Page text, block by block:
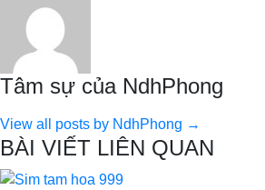
Tâm sự của NdhPhong
View all posts by NdhPhong →
BÀI VIẾT LIÊN QUAN